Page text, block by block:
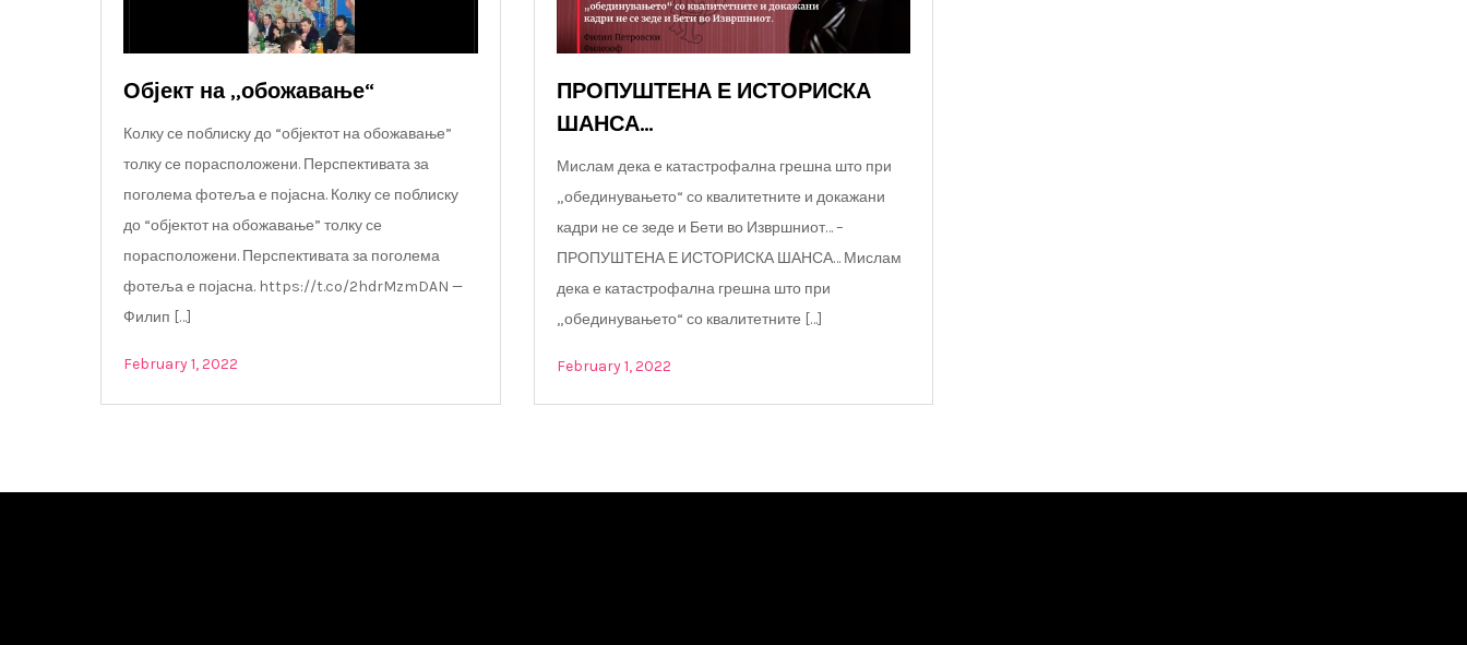
Објект на „обожавање“
Колку се поблиску до “објектот на обожавање”
толку се порасположени. Перспективата за
поголема фотеља е појасна. Колку се поблиску
до “објектот на обожавање” толку се
порасположени. Перспективата за поголема
фотеља е појасна. https://t.co/2hdrMzmDAN —
Филип […]
February 1, 2022
ПРОПУШТЕНА Е ИСТОРИСКА
ШАНСА…
Мислам дека е катастрофална грешна што при
„обединувањето“ со квалитетните и докажани
кадри не се зеде и Бети во Извршниот… –
ПРОПУШТЕНА Е ИСТОРИСКА ШАНСА… Мислам
дека е катастрофална грешна што при
„обединувањето“ со квалитетните […]
February 1, 2022